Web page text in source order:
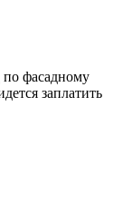
фасадному
заплатить